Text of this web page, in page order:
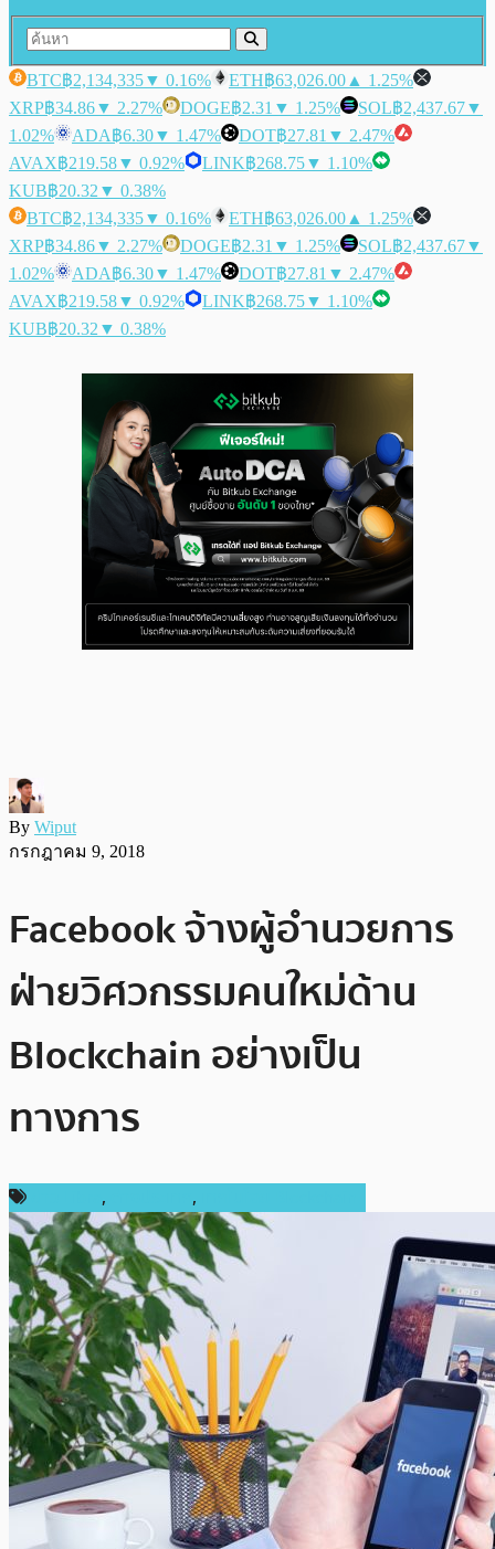
BTC฿2,134,335▼ 0.16% ETH฿63,026.00 ▲ 1.25%
XRP฿34.86▼ 2.27% DOGE฿2.31 ▼ 1.25% SOL฿2,437.67▼
1.02%
ADA฿6.30▼ 1.47% DOT฿27.81 ▼ 2.47%
AVAX฿219.58▼ 0.92% LINK฿268.75▼ 1.10%
KUB฿20.32 ▼ 0.38%
BTC฿2,134,335▼ 0.16% ETH฿63,026.00 ▲ 1.25%
XRP฿34.86▼ 2.27% DOGE฿2.31 ▼ 1.25% SOL฿2,437.67▼
1.02%
ADA฿6.30▼ 1.47% DOT฿27.81 ▼ 2.47%
AVAX฿219.58▼ 0.92% LINK฿268.75▼ 1.10%
KUB฿20.32 ▼ 0.38%
By Wiput
กรกฎาคม 9, 2018
Facebook จ้างผู้อำนวยการ
ฝ่ายวิศวกรรมคนใหม่ด้าน
Blockchain อย่างเป็น
ทางการ
, ,